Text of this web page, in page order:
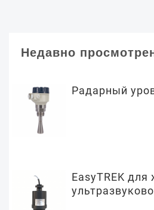
Недавно
Радарный
EasyTREK